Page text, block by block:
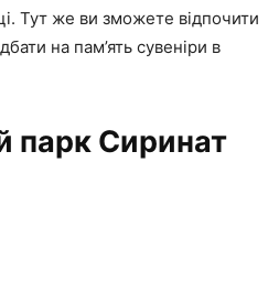
Тут же ви зможете відпочити
на пам’ять сувеніри в
парк Сиринат